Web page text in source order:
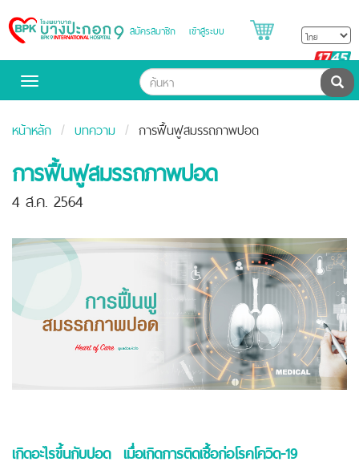
Bangpakok
Hospital
สมัครสมาชิก เข้าสู่ระบบ
Toggle
ค้น
หน้าหลัก บทความ การฟื้นฟูสมรรถภาพปอด
การฟื้นฟูสมรรถภาพปอด
4 ส.ค. 2564
เกิดอะไรขึ้นกับปอด เมื่อเกิดการติดเชื้อก่อโรคโควิด-19